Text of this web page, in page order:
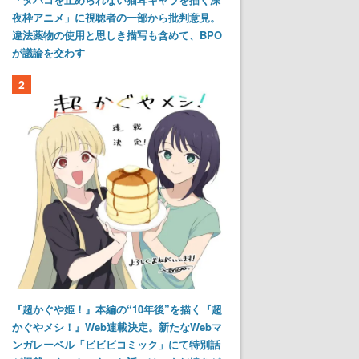
夜枠アニメ」に視聴者の一部から批判意見。
違法薬物の使用と思しき描写も含めて、BPO
が議論を交わす
2
『超かぐや姫！』本編の“10年後”を描く『超
かぐやメシ！』Web連載決定。新たなWebマ
ンガレーベル「ビビビコミック」にて特別話